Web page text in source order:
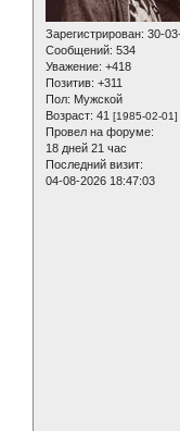
Зарегистрирован: 30-
Сообщений: 534
Уважение: +418
Позитив: +311
Пол: Мужской
Возраст: 41 [1985-02-01]
Провел на форуме:
18 дней 21 час
Последний визит:
04-08-2026 18:47:03